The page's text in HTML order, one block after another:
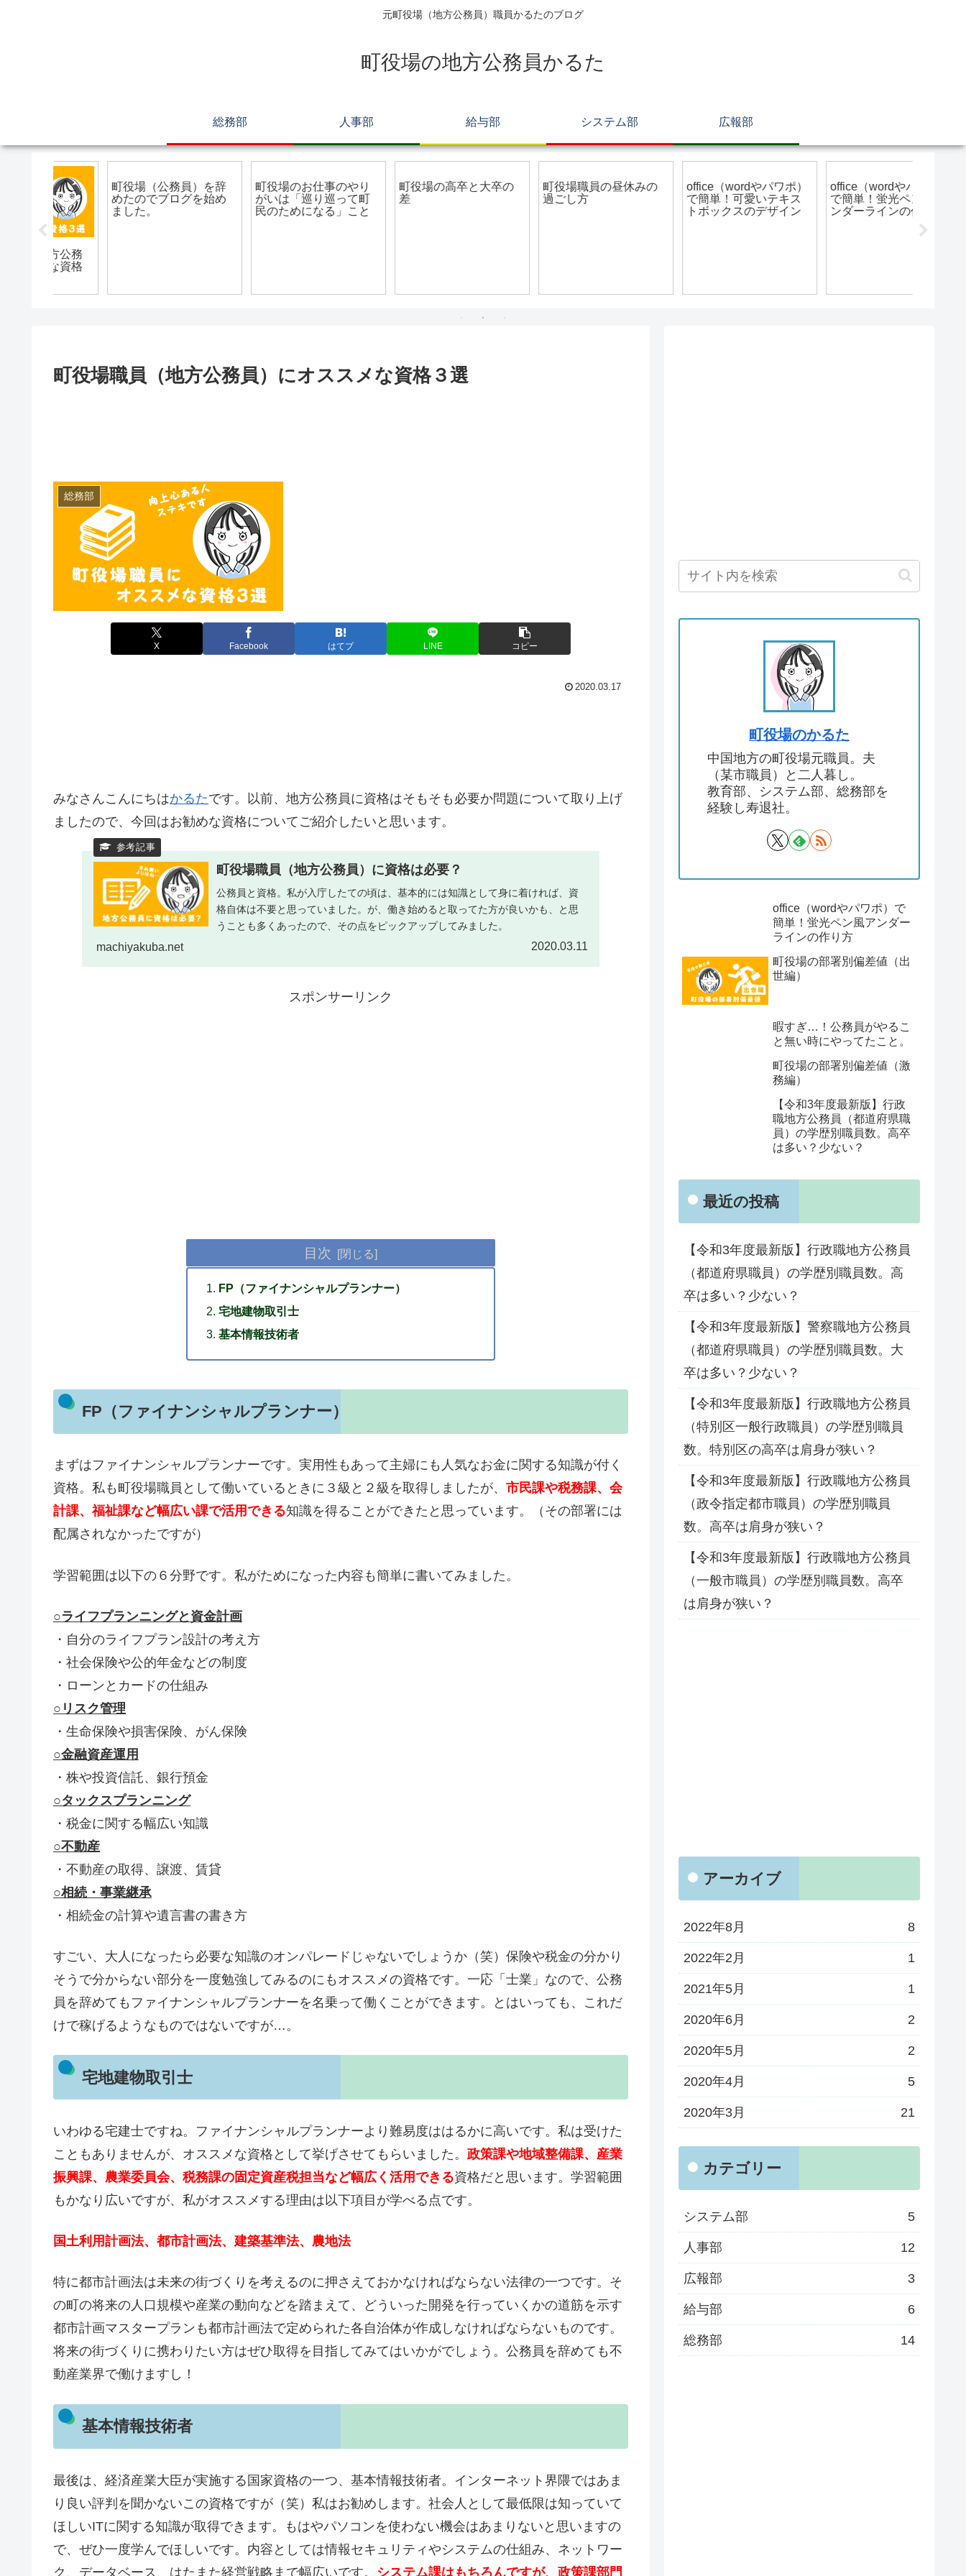
元町役場（地方公務員）職員かるたのブログ
町役場の地方公務員かるた
総務部 人事部 給与部 システム部 広報部
総務部
町役場（公務員）を辞
めたのでブログを始め
ました。
町役場のお仕事のやり
がいは「巡り巡って町
民のためになる」こと
町役場の高卒と大卒の
差
町役場職員の昼休みの
office（wordやパワポ）
で簡単！可愛いテキス
トボックスのデザイン
office（wordやパワポ）
で簡単！蛍光ペン風ア
ンダーラインの作り方
町役場職員（地方公務員）にオススメな資格３選
総務部
X Facebook はてブ LINE コピー
2020.03.17
みなさんこんにちはかるたです。以前、地方公務員に資格はそもそも必要か問題について取り上げ
ましたので、今回はお勧めな資格についてご紹介したいと思います。
町役場職員（地方公務員）に資格は必要？
公務員と資格。私が入庁したての頃は、基本的には知識として身に着ければ、資
格自体は不要と思っていました。が、働き始めると取ってた方が良いかも、と思
うことも多くあったので、その点をピックアップしてみました。
machiyakuba.net 2020.03.11
スポンサーリンク
目次
FP（ファイナンシャルプランナー）
宅地建物取引士
基本情報技術者
FP（ファイナンシャルプランナー）
まずはファイナンシャルプランナーです。実用性もあって主婦にも人気なお金に関する知識が付く
資格。私も町役場職員として働いているときに３級と２級を取得しましたが、 市民課や税務課、会
計課、福祉課など幅広い課で活用できる知識を得ることができたと思っています。（その部署には
配属されなかったですが）
学習範囲は以下の６分野です。私がためになった内容も簡単に書いてみました。
○ライフプランニングと資金計画
・自分のライフプラン設計の考え方
・社会保険や公的年金などの制度
・ローンとカードの仕組み
○リスク管理
・生命保険や損害保険、がん保険
○金融資産運用
・株や投資信託、銀行預金
○タックスプランニング
・税金に関する幅広い知識
○不動産
・不動産の取得、譲渡、賃貸
○相続・事業継承
・相続金の計算や遺言書の書き方
すごい、大人になったら必要な知識のオンパレードじゃないでしょうか（笑）保険や税金の分かり
そうで分からない部分を一度勉強してみるのにもオススメの資格です。一応「士業」なので、公務
員を辞めてもファイナンシャルプランナーを名乗って働くことができます。とはいっても、これだ
けで稼げるようなものではないですが…。
宅地建物取引士
いわゆる宅建士ですね。ファイナンシャルプランナーより難易度ははるかに高いです。私は受けた
こともありませんが、オススメな資格として挙げさせてもらいました。 政策課や地域整備課、産業
振興課、農業委員会、税務課の固定資産税担当など幅広く活用できる資格だと思います。学習範囲
もかなり広いですが、私がオススメする理由は以下項目が学べる点です。
国土利用計画法、都市計画法、建築基準法、農地法
特に都市計画法は未来の街づくりを考えるのに押さえておかなければならない法律の一つです。そ
の町の将来の人口規模や産業の動向などを踏まえて、どういった開発を行っていくかの道筋を示す
都市計画マスタープランも都市計画法で定められた各自治体が作成しなければならないものです。
将来の街づくりに携わりたい方はぜひ取得を目指してみてはいかがでしょう。公務員を辞めても不
動産業界で働けますし！
基本情報技術者
最後は、経済産業大臣が実施する国家資格の一つ、基本情報技術者。インターネット界隈ではあま
り良い評判を聞かないこの資格ですが（笑）私はお勧めします。社会人として最低限は知っていて
ほしいITに関する知識が取得できます。もはやパソコンを使わない機会はあまりないと思いますの
で、ぜひ一度学んでほしいです。内容としては情報セキュリティやシステムの仕組み、ネットワー
ク、データベース、はたまた経営戦略まで幅広いです。 システム課はもちろんですが、政策課部門
町役場のかるた
中国地方の町役場元職員。夫
（某市職員）と二人暮し。
教育部、システム部、総務部を
経験し寿退社。
office（wordやパワポ）で
簡単！蛍光ペン風アンダー
ラインの作り方
町役場の部署別偏差値（出
世編）
暇すぎ…！公務員がやるこ
と無い時にやってたこと。
町役場の部署別偏差値（激
務編）
【令和3年度最新版】行政
職地方公務員（都道府県職
員）の学歴別職員数。高卒
は多い？少ない？
最近の投稿
【令和3年度最新版】行政職地方公務員
（都道府県職員）の学歴別職員数。高
卒は多い？少ない？
【令和3年度最新版】警察職地方公務員
（都道府県職員）の学歴別職員数。大
卒は多い？少ない？
【令和3年度最新版】行政職地方公務員
（特別区一般行政職員）の学歴別職員
数。特別区の高卒は肩身が狭い？
【令和3年度最新版】行政職地方公務員
（政令指定都市職員）の学歴別職員
数。高卒は肩身が狭い？
【令和3年度最新版】行政職地方公務員
（一般市職員）の学歴別職員数。高卒
は肩身が狭い？
アーカイブ
2022年8月 8
2022年2月 1
2021年5月 1
2020年6月 2
2020年5月 2
2020年4月 5
2020年3月 21
カテゴリー
システム部 5
人事部 12
広報部 3
給与部 6
総務部 14